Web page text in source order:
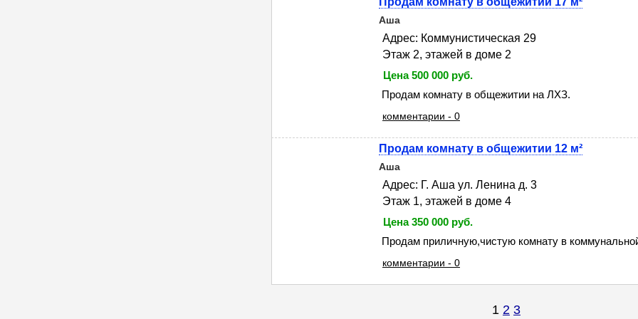
Аша
Адрес: Коммунистическая 29
Этаж 2, этажей в доме 2
Цена 500 000 руб.
Продам комнату в общежитии на ЛХЗ.
комментарии - 0
Продам комнату в общежитии 12 м²
Аша
Адрес: Г. Аша ул. Ленина д. 3
Этаж 1, этажей в доме 4
Цена 350 000 руб.
Продам приличную,чистую комнату в
комментарии - 0
1 2 3